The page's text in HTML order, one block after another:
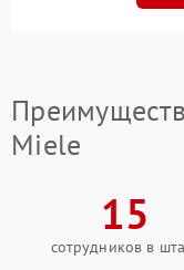
Miele
15
сотрудников в